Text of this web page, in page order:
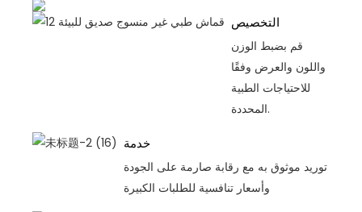
التخصيص
قم بضبط الوزن
واللون والعرض وفقًا
للاحتياجات الطبية
المحددة.
خدمة
توريد موثوق به مع رقابة صارمة على الجودة
وأسعار تنافسية للطلبات الكبيرة